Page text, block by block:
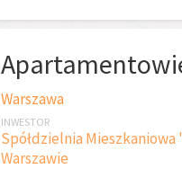
Warszawa
INWESTOR
Spółdzielnia
Warszawie